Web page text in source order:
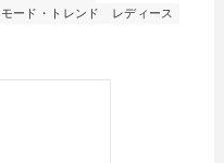
モード・トレンド
レディース